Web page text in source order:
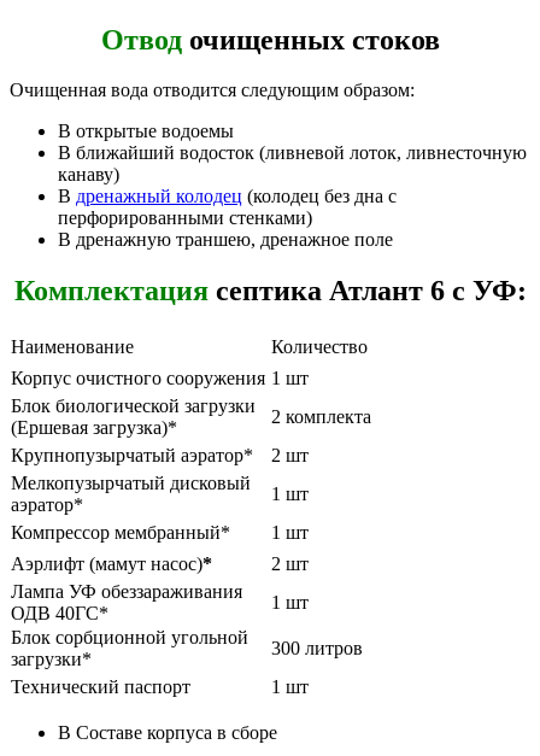
Отводочищенных стоков
Очищенная вода отводится следующим образом:
В открытые водоемы
В ближайший водосток (ливневой лоток, ливнесточную
канаву)
В дренажный колодец (колодец без дна с
перфорированными стенками)
В дренажную траншею, дренажное поле
Комплектациясептика Атлант 6 с УФ:
Наименование
Количество
Корпус очистного сооружения 1 шт
Блок биологической загрузки
(Ершевая загрузка)*
2 комплекта
Крупнопузырчатый аэратор*
2 шт
Мелкопузырчатый дисковый
аэратор*
1 шт
Компрессор мембранный*
1 шт
Аэрлифт (мамут насос)*
2 шт
Лампа УФ обеззараживания
ОДВ 40ГС*
1 шт
Блок сорбционной угольной
загрузки*
300 литров
Технический паспорт
1 шт
В Составе корпуса в сборе